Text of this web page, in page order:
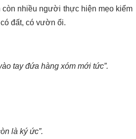
còn nhiều người thực hiện mẹo kiểm
đất, có vườn ổi.
tay đứa hàng xóm mới tức”.
là ký ức”.